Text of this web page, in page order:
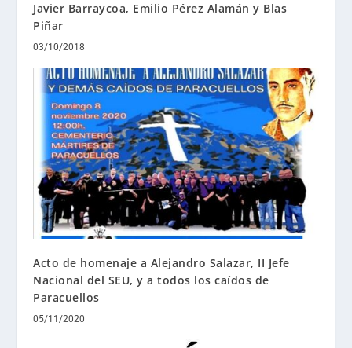
Javier Barraycoa, Emilio Pérez Alamán y Blas
Piñar
03/10/2018
Acto de homenaje a Alejandro Salazar, II Jefe
Nacional del SEU, y a todos los caídos de
Paracuellos
05/11/2020